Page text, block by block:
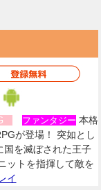
ファンタジー 本格
が登場！ 突如とし
国を滅ぼされた王子
ットを指揮して敵を
イ